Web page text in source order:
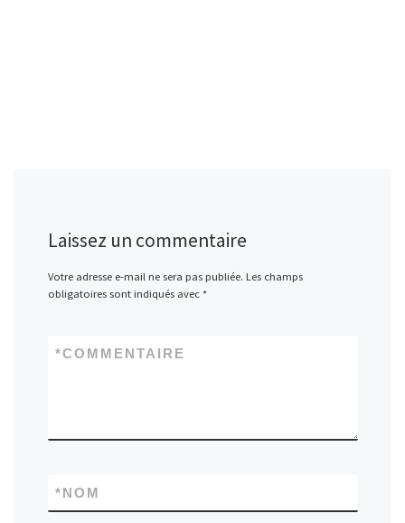
Laissez un commentaire
Votre adresse e-mail ne sera pas publiée. Les champs
obligatoires sont indiqués avec *
COMMENTAIRE
*
NOM
*